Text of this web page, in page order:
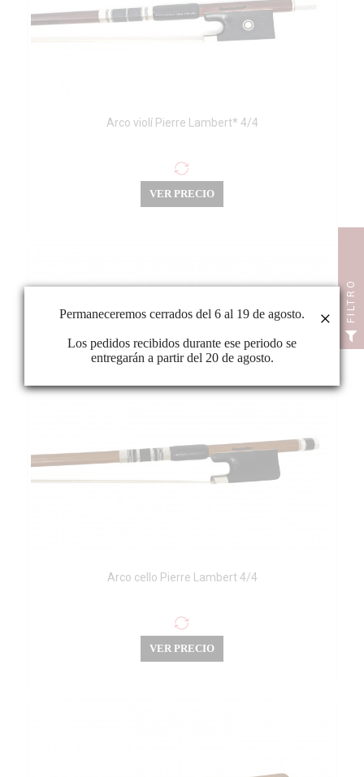
Arco violí Pierre Lambert* 4/4
VER PRECIO
Arco cello Pierre Lambert 4/4
VER PRECIO
FILTRO
Permaneceremos cerrados del 6 al 19 de agosto.
Los pedidos recibidos durante ese periodo se
entregarán a partir del 20 de agosto.
×